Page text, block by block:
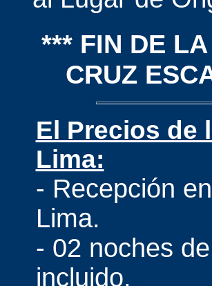
*** FIN DE
CRUZ
El Precios de
Lima:
- Recepción
Lima.
- 02 noches
incluido.